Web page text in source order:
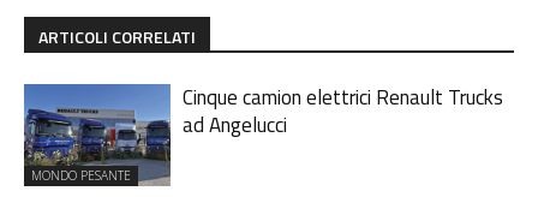
ARTICOLI CORRELATI
MONDO PESANTE
Cinque camion elettrici Renault Trucks
ad Angelucci